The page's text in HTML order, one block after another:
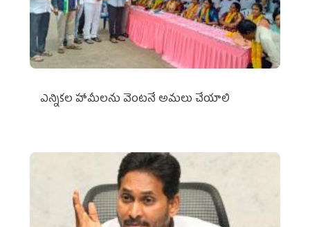
ఎన్నికల హామీలను వెంటనే అమలు చేయాలి